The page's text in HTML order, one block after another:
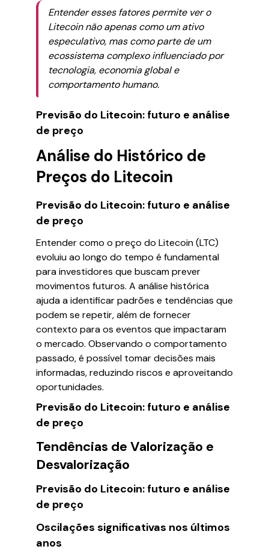
Entender esses fatores permite ver o
Litecoin não apenas como um ativo
especulativo, mas como parte de um
ecossistema complexo influenciado por
tecnologia, economia global e
comportamento humano.
Previsão do Litecoin: futuro e análise
de preço
Análise do Histórico de
Preços do Litecoin
Previsão do Litecoin: futuro e análise
de preço
Entender como o preço do Litecoin (LTC)
evoluiu ao longo do tempo é fundamental
para investidores que buscam prever
movimentos futuros. A análise histórica
ajuda a identificar padrões e tendências que
podem se repetir, além de fornecer
contexto para os eventos que impactaram
o mercado. Observando o comportamento
passado, é possível tomar decisões mais
informadas, reduzindo riscos e aproveitando
oportunidades.
Previsão do Litecoin: futuro e análise
de preço
Tendências de Valorização e
Desvalorização
Previsão do Litecoin: futuro e análise
de preço
Oscilações significativas nos últimos
anos